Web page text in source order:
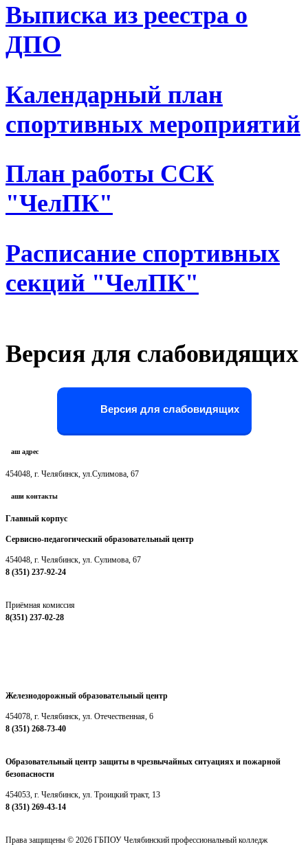
Выписка из реестра о
ДПО
Календарный план
спортивных мероприятий
План работы ССК
"ЧелПК"
Расписание спортивных
секций "ЧелПК"
Версия для слабовидящих
Версия для слабовидящих
Наш адрес
454048, г. Челябинск, ул.Сулимова, 67
Наши контакты
Главный корпус
Сервисно-педагогический образовательный центр
454048, г. Челябинск, ул. Сулимова, 67
8 (351) 237-92-24
Приёмная комиссия
8(351) 237-02-28
Железнодорожный образовательный центр
454078, г. Челябинск, ул. Отечественная, 6
8 (351) 268-73-40
Образовательный центр защиты в чрезвычайных ситуациях и пожарной
безопасности
454053, г. Челябинск, ул. Троицкий тракт, 13
8 (351) 269-43-14
Права защищены © 2026 ГБПОУ Челябинский профессиональный колледж